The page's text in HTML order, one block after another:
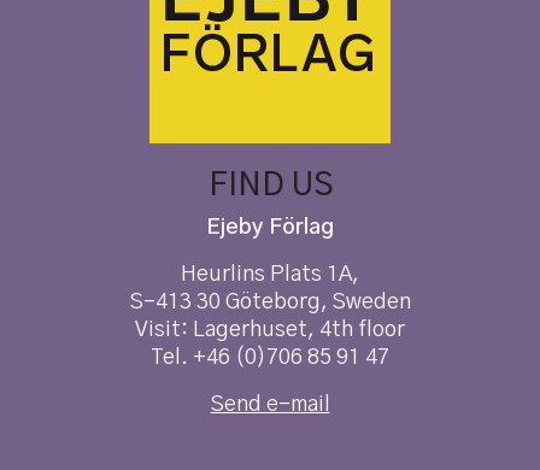
FIND US
Ejeby Förlag
Heurlins Plats 1A,
S-413 30 Göteborg, Sweden
Visit: Lagerhuset, 4th floor
Tel. +46 (0)706 85 91 47
Send e-mail